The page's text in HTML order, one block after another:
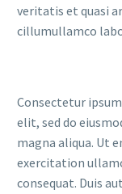
veritatis et quasi
cillumullamco
Consectetur
elit, sed do
magna aliqua. Ut
exercitation
consequat. Duis